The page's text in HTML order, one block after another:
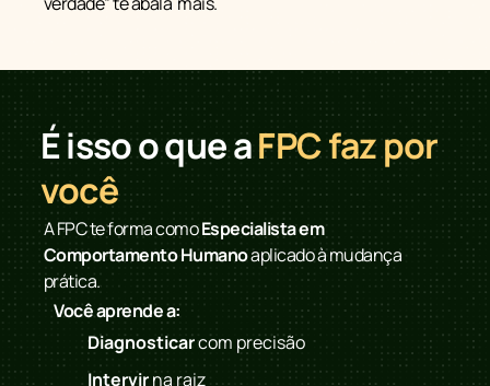
É isso o que aFPC faz por
você
A FPC te forma comoEspecialista em
Comportamento Humanoaplicado à mudança
prática.
Você aprende a:
Diagnosticarcom precisão
Intervirna raiz